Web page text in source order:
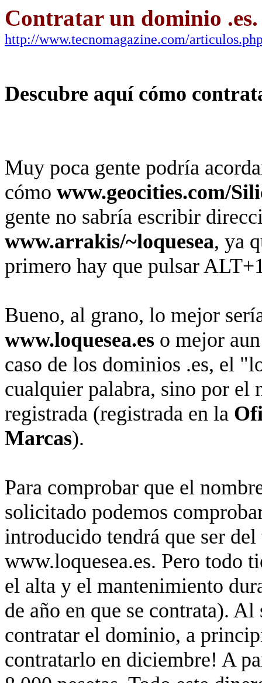
Contratar un dominio .es.
http://www.tecnomagazine.com/
Descubre aquí cómo
Muy poca gente podría
cómo www.geocities.com/
gente no sabría escribir
www.arrakis/~loquesea, ya
primero hay que pulsar
Bueno, al grano, lo mejor
www.loquesea.es o mejor
caso de los dominios .es, el
cualquier palabra, sino por el
registrada (registrada en la
Marcas).
Para comprobar que el
solicitado podemos
introducido tendrá que ser
www.loquesea.es. Pero todo
el alta y el mantenimiento
de año en que se contrata).
contratar el dominio, a
contratarlo en diciembre! A